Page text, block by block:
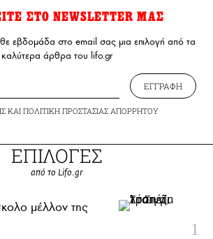
ΣΤΟ NEWSLETTER ΜΑΣ
εβδομάδα στο email σας μια επιλογή από τα
καλύτερα άρθρα του lifo.gr
ΕΓΓΡΑΦΗ
ΚΑΙ ΠΟΛΙΤΙΚΗ ΠΡΟΣΤΑΣΙΑΣ ΑΠΟΡΡΗΤΟΥ
ΕΠΙΛΟΓΕΣ
από το Lifo.gr
μέλλον της